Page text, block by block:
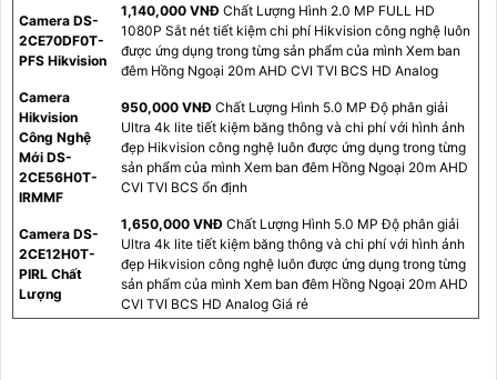
Camera DS-
2CE70DF0T-
PFS Hikvision
1,140,000 VNĐ Chất Lượng Hình 2.0 MP FULL HD
1080P Sắt nét tiết kiệm chi phí Hikvision công nghệ luôn
được ứng dụng trong từng sản phẩm của mình Xem ban
đêm Hồng Ngoại 20m AHD CVI TVI BCS HD Analog
Camera
Hikvision
Công Nghệ
Mới DS-
2CE56H0T-
IRMMF
950,000 VNĐ Chất Lượng Hình 5.0 MP Độ phân giải
Ultra 4k lite tiết kiệm băng thông và chi phí với hình ảnh
đẹp Hikvision công nghệ luôn được ứng dụng trong từng
sản phẩm của mình Xem ban đêm Hồng Ngoại 20m AHD
CVI TVI BCS ổn định
Camera DS-
2CE12H0T-
PIRL Chất
Lượng
1,650,000 VNĐ Chất Lượng Hình 5.0 MP Độ phân giải
Ultra 4k lite tiết kiệm băng thông và chi phí với hình ảnh
đẹp Hikvision công nghệ luôn được ứng dụng trong từng
sản phẩm của mình Xem ban đêm Hồng Ngoại 20m AHD
CVI TVI BCS HD Analog Giá rẻ